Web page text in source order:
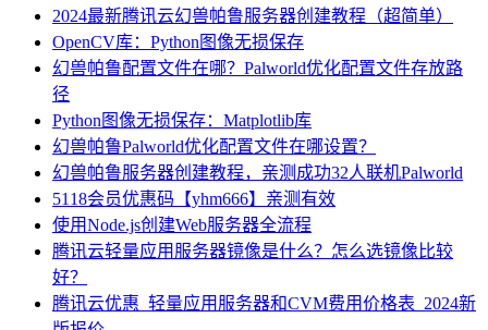
2024最新腾讯云幻兽帕鲁服务器创建教程（超简单）
OpenCV库：Python图像无损保存
幻兽帕鲁配置文件在哪？Palworld优化配置文件存放路
径
Python图像无损保存：Matplotlib库
幻兽帕鲁Palworld优化配置文件在哪设置？
幻兽帕鲁服务器创建教程，亲测成功32人联机Palworld
5118会员优惠码【yhm666】亲测有效
使用Node.js创建Web服务器全流程
腾讯云轻量应用服务器镜像是什么？怎么选镜像比较
好？
腾讯云优惠_轻量应用服务器和CVM费用价格表_2024新